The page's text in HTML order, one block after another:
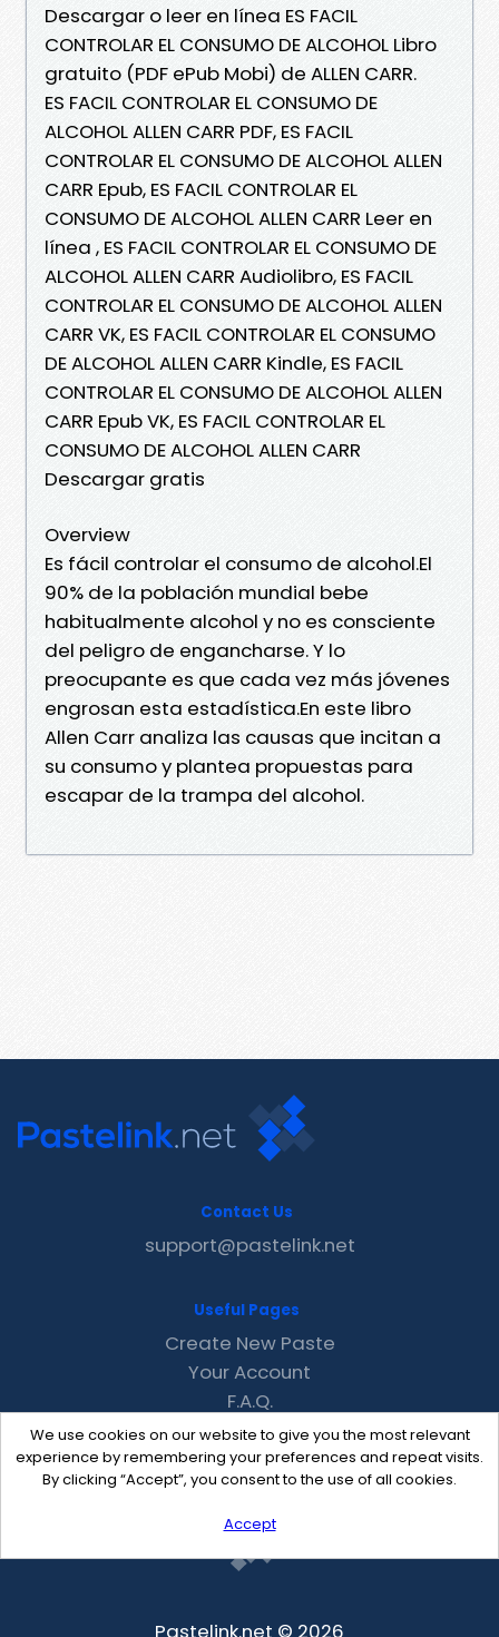
Descargar o leer en línea ES FACIL
CONTROLAR EL CONSUMO DE ALCOHOL Libro
gratuito (PDF ePub Mobi) de ALLEN CARR.
ES FACIL CONTROLAR EL CONSUMO DE
ALCOHOL ALLEN CARR PDF, ES FACIL
CONTROLAR EL CONSUMO DE ALCOHOL ALLEN
CARR Epub, ES FACIL CONTROLAR EL
CONSUMO DE ALCOHOL ALLEN CARR Leer en
línea , ES FACIL CONTROLAR EL CONSUMO DE
ALCOHOL ALLEN CARR Audiolibro, ES FACIL
CONTROLAR EL CONSUMO DE ALCOHOL ALLEN
CARR VK, ES FACIL CONTROLAR EL CONSUMO
DE ALCOHOL ALLEN CARR Kindle, ES FACIL
CONTROLAR EL CONSUMO DE ALCOHOL ALLEN
CARR Epub VK, ES FACIL CONTROLAR EL
CONSUMO DE ALCOHOL ALLEN CARR
Descargar gratis
Overview
Es fácil controlar el consumo de alcohol.El
90% de la población mundial bebe
habitualmente alcohol y no es consciente
del peligro de engancharse. Y lo
preocupante es que cada vez más jóvenes
engrosan esta estadística.En este libro
Allen Carr analiza las causas que incitan a
su consumo y plantea propuestas para
escapar de la trampa del alcohol.
We use cookies on our website to give you the most relevant
experience by remembering your preferences and repeat visits.
By clicking “Accept”, you consent to the use of all cookies.
Accept
Contact Us
support@pastelink.net
Useful Pages
Create New Paste
Your Account
F.A.Q.
Recent
Contact
Pastelink.net © 2026